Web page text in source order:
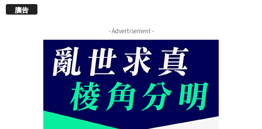
廣告
- Advertisement -